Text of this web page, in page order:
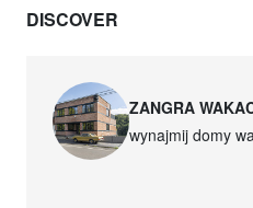
DISCOVER
ZANGRA
wynajmij domy